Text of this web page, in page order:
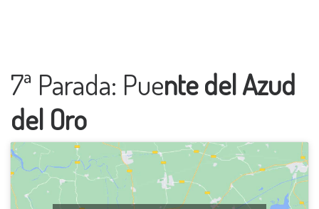
7ª Parada: Puente del Azud
del Oro